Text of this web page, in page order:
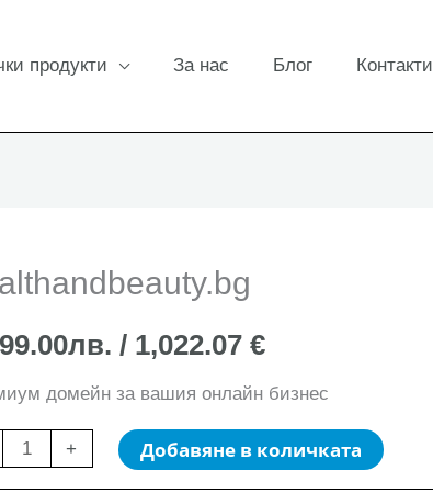
продукти За нас Блог Контакти
лв. / 1,022.07 €
домейн за вашия онлайн бизнес
+ Добавяне в количката